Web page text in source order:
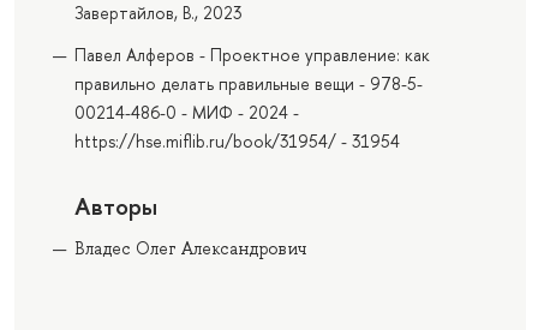
Завертайлов, В., 2023
Павел Алферов - Проектное управление: как
правильно делать правильные вещи - 978-5-
00214-486-0 - МИФ - 2024 -
https://hse.miflib.ru/book/31954/ - 31954
Авторы
Владес Олег Александрович